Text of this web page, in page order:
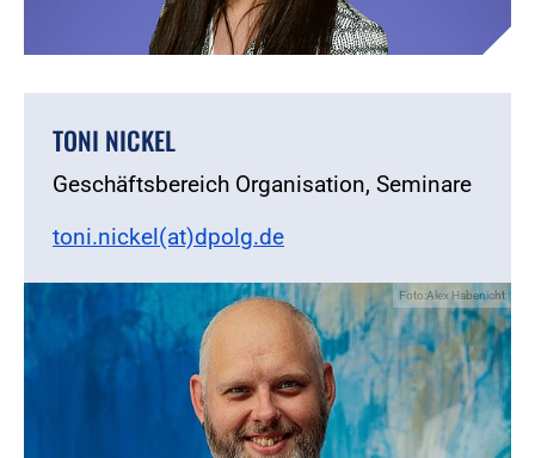
TONI NICKEL
Geschäftsbereich Organisation, Seminare
toni.nickel(at)dpolg.de
Foto:Alex Habenicht